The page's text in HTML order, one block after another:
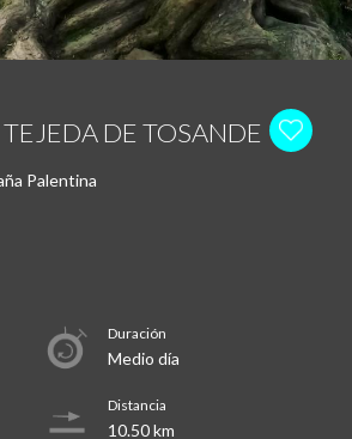
DE TOSANDE
Palentina
Duración
Medio día
Distancia
10.50 km